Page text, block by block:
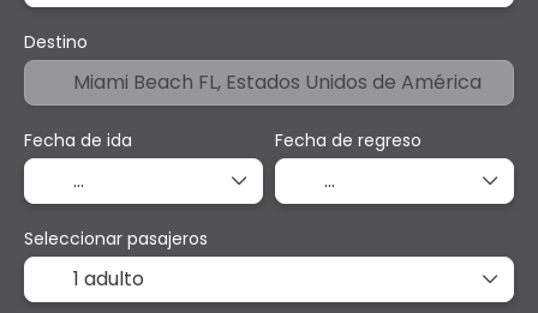
Destino
Fecha de ida Fecha de regreso
Seleccionar pasajeros
1 adulto